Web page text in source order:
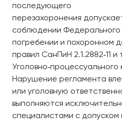
последующего
перезахоронения
соблюдении
погребении и похоронном
правил СанПиН 2.1.2882‑11
Уголовно‑процессуального
Нарушение регламента
или уголовную
выполняются
специалистами с